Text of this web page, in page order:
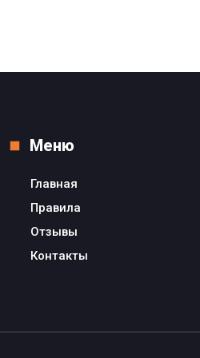
Меню
Главная
Правила
Отзывы
Контакты